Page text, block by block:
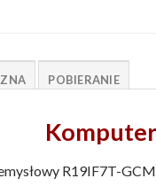
POBIERANIE
R19IF7T-